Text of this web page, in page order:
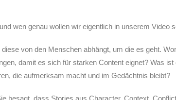
wen genau wollen wir eigentlich in unserem Video
von den Menschen abhängt, um die es geht.
damit es sich für starken Content eignet? Was
die aufmerksam macht und im Gedächtnis bleibt?
besagt, dass Stories aus Character, Context,